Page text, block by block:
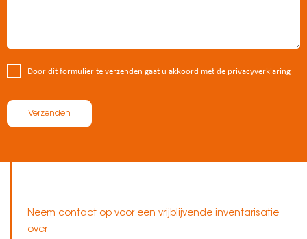
Door dit formulier te verzenden gaat u akkoord met de privacyverklaring
Verzenden
Neem contact op voor een vrijblijvende inventarisatie
over